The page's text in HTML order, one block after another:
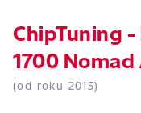
ChipTuning
1700 Nomad
(od roku 2015)